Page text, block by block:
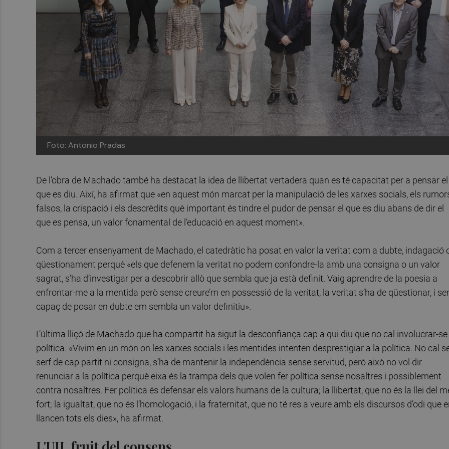
Foto: Antonio Pradas
De l’obra de Machado també ha destacat la idea de llibertat vertadera quan es té capacitat per a pensar el
que es diu. Així, ha afirmat que «en aquest món marcat per la manipulació de les xarxes socials, els
falsos, la crispació i els descrèdits què important és tindre el pudor de pensar el que es diu abans de dir el
que es pensa, un valor fonamental de l’educació en aquest moment».
Com a tercer ensenyament de Machado, el catedràtic ha posat en valor la veritat com a dubte, indagació
qüestionament perquè «els que defenem la veritat no podem confondre-la amb una consigna o un valor
sagrat, s’ha d’investigar per a descobrir allò que sembla que ja està definit. Vaig aprendre de la poesia a
enfrontar-me a la mentida però sense creure’m en possessió de la veritat, la veritat s’ha de qüestionar, i ser
capaç de posar en dubte em sembla un valor definitiu».
L’última lliçó de Machado que ha compartit ha sigut la desconfiança cap a qui diu que no cal involucrar-se
política. «Vivim en un món on les xarxes socials i les mentides intenten desprestigiar a la política. No cal
serf de cap partit ni consigna, s’ha de mantenir la independència sense servitud, però això no vol dir
renunciar a la política perquè eixa és la trampa dels que volen fer política sense nosaltres i possiblement
contra nosaltres. Fer política és defensar els valors humans de la cultura; la llibertat, que no és la llei del
fort; la igualtat, que no és l’homologació, i la fraternitat, que no té res a veure amb els discursos d’odi que
llancen tots els dies», ha afirmat.